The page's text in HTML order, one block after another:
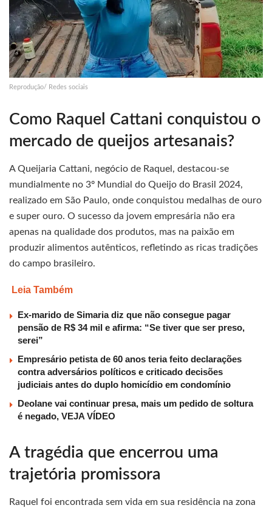
Reprodução/ Redes sociais
Como Raquel Cattani conquistou o
mercado de queijos artesanais?
A Queijaria Cattani, negócio de Raquel, destacou-se
mundialmente no 3º Mundial do Queijo do Brasil 2024,
realizado em São Paulo, onde conquistou medalhas de ouro
e super ouro. O sucesso da jovem empresária não era
apenas na qualidade dos produtos, mas na paixão em
produzir alimentos autênticos, refletindo as ricas tradições
do campo brasileiro.
Leia Também
Ex-marido de Simaria diz que não consegue pagar
pensão de R$ 34 mil e afirma: “Se tiver que ser preso,
serei”
Empresário petista de 60 anos teria feito declarações
contra adversários políticos e criticado decisões
judiciais antes do duplo homicídio em condomínio
Deolane vai continuar presa, mais um pedido de soltura
é negado, VEJA VÍDEO
A tragédia que encerrou uma
trajetória promissora
Raquel foi encontrada sem vida em sua residência na zona